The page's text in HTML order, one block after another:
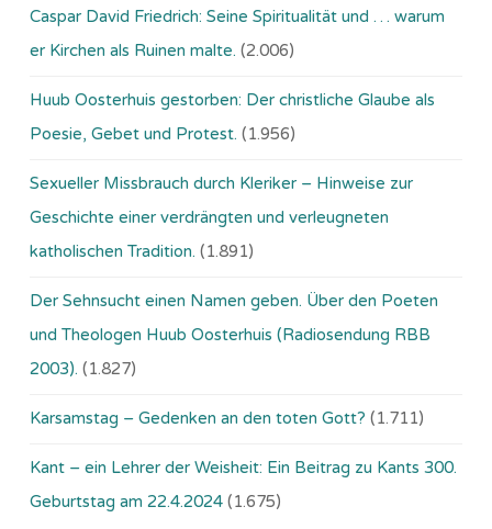
Caspar David Friedrich: Seine Spiritualität und … warum
er Kirchen als Ruinen malte. (2.006)
Huub Oosterhuis gestorben: Der christliche Glaube als
Poesie, Gebet und Protest. (1.956)
Sexueller Missbrauch durch Kleriker – Hinweise zur
Geschichte einer verdrängten und verleugneten
katholischen Tradition. (1.891)
Der Sehnsucht einen Namen geben. Über den Poeten
und Theologen Huub Oosterhuis (Ra­dio­sen­dung RBB
2003). (1.827)
Karsamstag – Gedenken an den toten Gott? (1.711)
Kant – ein Lehrer der Weisheit: Ein Beitrag zu Kants 300.
Geburtstag am 22.4.2024 (1.675)